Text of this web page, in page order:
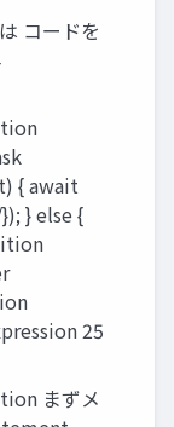
コードを
{ await
} else {
25
まずメ